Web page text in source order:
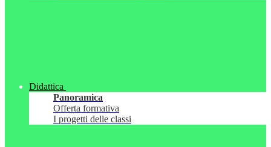
Didattica
Panoramica
Offerta formativa
I progetti delle classi